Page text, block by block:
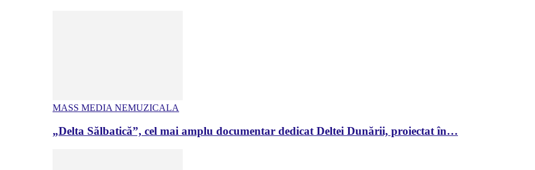
MASS MEDIA NEMUZICALA
„Delta Sălbatică”, cel mai amplu documentar dedicat Deltei Dunării, proiectat în…